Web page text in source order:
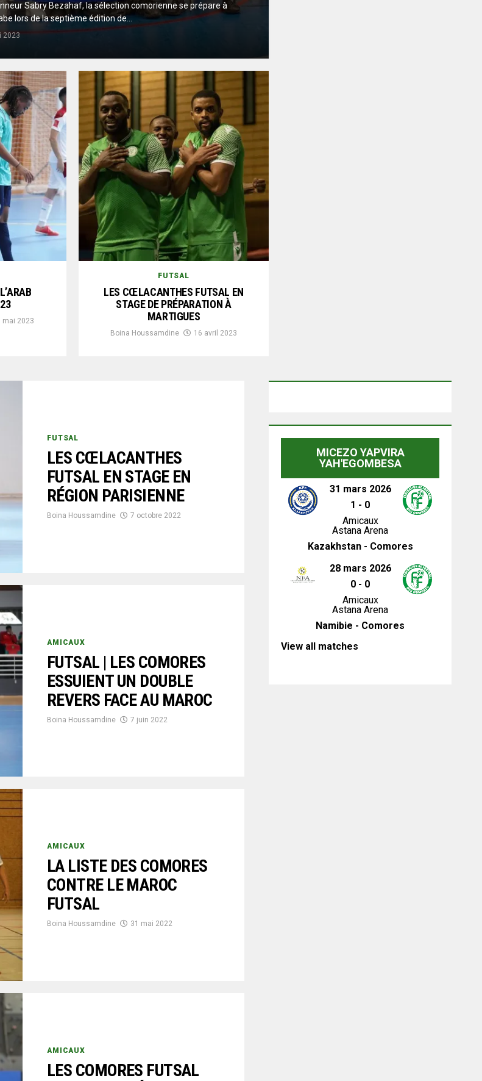
Sabry Bezahaf, la sélection comorienne se prépare à
lors de la septième édition de...
2023
mai 2023
FUTSAL
LES CŒLACANTHES FUTSAL EN
STAGE DE PRÉPARATION À
MARTIGUES
Boina Houssamdine 16 avril 2023
FUTSAL
LES CŒLACANTHES
FUTSAL EN STAGE EN
RÉGION PARISIENNE
Boina Houssamdine 7 octobre 2022
AMICAUX
FUTSAL | LES COMORES
ESSUIENT UN DOUBLE
REVERS FACE AU MAROC
Boina Houssamdine 7 juin 2022
AMICAUX
LA LISTE DES COMORES
CONTRE LE MAROC
FUTSAL
Boina Houssamdine 31 mai 2022
AMICAUX
LES COMORES FUTSAL
MICEZO YAPVIRA
YAH'EGOMBESA
31 mars 2026
1 - 0
Amicaux
Astana Arena
Kazakhstan - Comores
28 mars 2026
0 - 0
Amicaux
Astana Arena
Namibie - Comores
View all matches